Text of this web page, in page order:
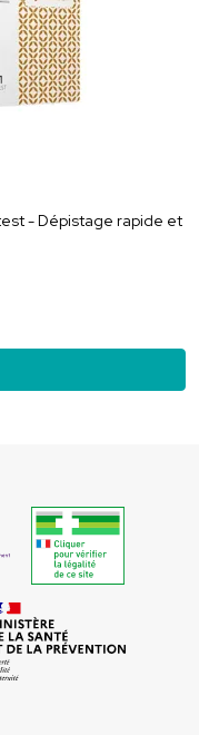
- Dépistage rapide et